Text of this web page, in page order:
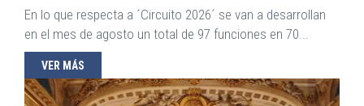
En lo que respecta a ´Circuito 2026´ se van a desarrollan
en el mes de agosto un total de 97 funciones en 70...
VER MÁS